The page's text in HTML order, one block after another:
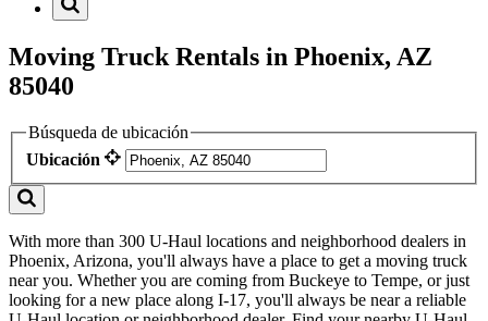
Moving Truck Rentals in Phoenix, AZ
85040
Búsqueda de ubicación
Ubicación
With more than 300 U-Haul locations and neighborhood dealers in
Phoenix, Arizona, you'll always have a place to get a moving truck
near you. Whether you are coming from Buckeye to Tempe, or just
looking for a new place along I-17, you'll always be near a reliable